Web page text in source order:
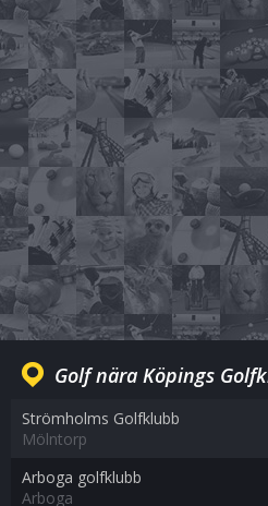
Golf nära Köpings
Strömholms Golfklubb
Mölntorp
Arboga golfklubb
Arboga